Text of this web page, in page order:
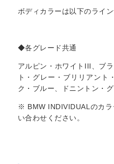
ボディカラーは以下のライン
◆各グレード共通
アルピン・ホワイトIII、ブ
ト・グレー・ブリリアント
ク・ブルー、ドニントン・
※ BMW INDIVIDUALのカ
い合わせください。